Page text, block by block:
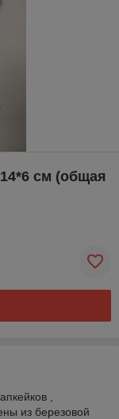
см (общая
,
из березовой